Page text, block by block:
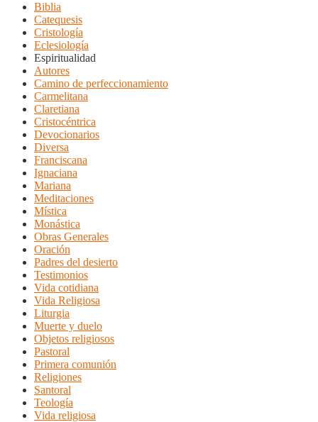
Biblia
Catequesis
Cristología
Eclesiología
Espiritualidad
Autores
Camino de perfeccionamiento
Carmelitana
Claretiana
Cristocéntrica
Devocionarios
Diversa
Franciscana
Ignaciana
Mariana
Meditaciones
Mística
Monástica
Obras Generales
Oración
Padres del desierto
Testimonios
Vida cotidiana
Vida Religiosa
Liturgia
Muerte y duelo
Objetos religiosos
Pastoral
Primera comunión
Religiones
Santoral
Teología
Vida religiosa